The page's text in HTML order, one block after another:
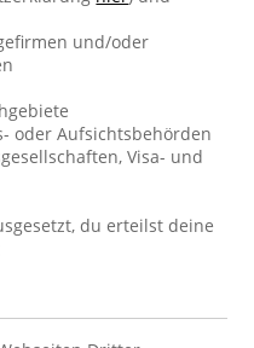
und/oder
oder Aufsichtsbehörden
Visa- und
du erteilst deine